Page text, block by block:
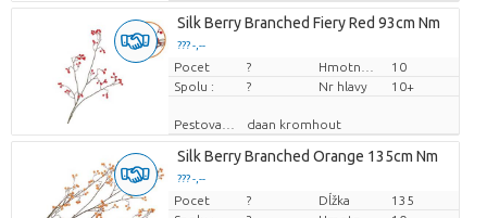
Silk Berry Branched Fiery Red 93cm Nm
??? -,--
Cena za kus
Pocet ?
10
Spolu :
? Nr hlavy 10+
daan kromhout
Silk Berry Branched Orange 135cm Nm
??? -,--
Cena za kus
Pocet ? Dĺžka
135